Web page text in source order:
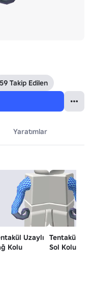
59 Takip Edilen
Yaratımlar
Uzaylı
Kolu
Tentakül
Sol Kolu